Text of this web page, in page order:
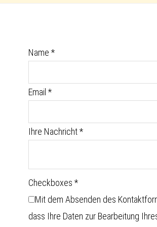
Name *
Email *
Ihre Nachricht*
Checkboxes *
Mit dem Absenden des
dass Ihre Daten zur Bearbeitung